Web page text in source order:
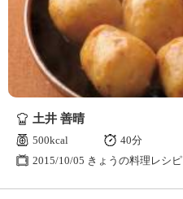
う
の
料
理
土井 善晴
500kcal
40分
2015/10/05 きょうの料理レシピ